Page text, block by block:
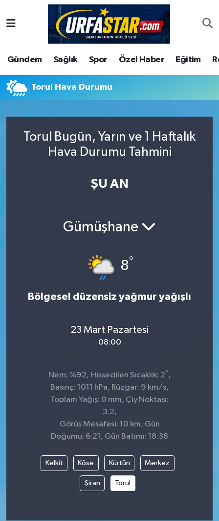
Gündem Sağlık Spor Özel Haber Eğitim
Torul Hava Durumu
Torul Bugün, Yarın ve 1 Haftalık
Hava Durumu Tahmini
ŞU AN
Gümüşhane
8°
Bölgesel düzensiz yağmur yağışlı
23 Mart Pazartesi
08:00
Nem: %92, Hissedilen Sıcaklık: 2° ,
Basınç: 1011 hPa, Rüzgar: 9 km/s,
Toplam Yağış: 0 mm, Çiy Noktası:
3.2,
Görüş Mesafesi: 10 km, Gün
Doğumu: 6:21, Gün Batımı: 18:38
Kelkit Köse Kürtün Merkez
Şiran Torul
ASAYİS
ÇEVRE
DUNYA
Ekonomi
Şanlıurfa Nöbetçi Eczaneler
Şanlıurfa Hava Durumu
Şanlıurfa Namaz Vakitleri
Süper Lig Puan Durumu ve Fikstür
Son Dakika Haberleri